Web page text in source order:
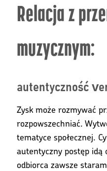
Relacja z
muzycznym:
autentyczność
Zysk może rozmywać
rozpowszechniać.
tematyce społecznej.
autentyczny postęp idą
odbiorca zawsze